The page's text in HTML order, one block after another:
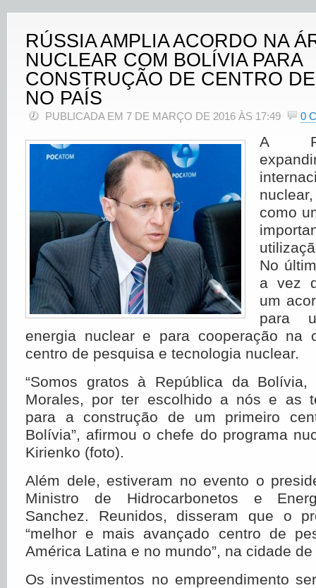
RÚSSIA AMPLIA ACORDO NA
NUCLEAR COM BOLÍVIA PARA
CONSTRUÇÃO DE CENTRO
NO PAÍS
PUBLICADA EM 7 DE MARÇO DE 2016 ÀS 17:49 0
A
como
No
a vez
um
para
energia nuclear e para cooperação na
centro de pesquisa e tecnologia nuclear.
“Somos gratos à República da
Morales, por ter escolhido a nós e as
para a construção de um primeiro
Bolívia”, afirmou o chefe do programa
Kirienko (foto).
Além dele, estiveram no evento o
Ministro de Hidrocarbonetos e
Sanchez. Reunidos, disseram que o
“melhor e mais avançado centro de
América Latina e no mundo”, na cidade de
Os investimentos no empreendimento